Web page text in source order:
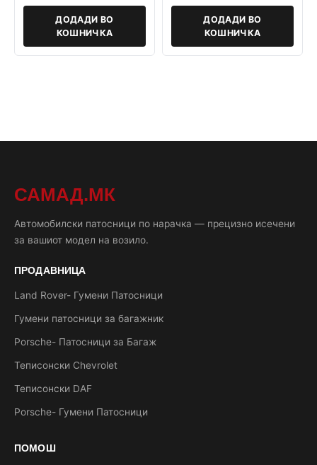
ДОДАДИ ВО
КОШНИЧКА
ДОДАДИ ВО
КОШНИЧКА
САМАД.МК
Автомобилски патосници по нарачка — прецизно исечени
за вашиот модел на возило.
ПРОДАВНИЦА
Land Rover- Гумени Патосници
Гумени патосници за багажник
Porsche- Патосници за Багаж
Теписонски Chevrolet
Теписонски DAF
Porsche- Гумени Патосници
ПОМОШ